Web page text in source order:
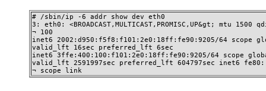
# /sbin/ip -6 addr show dev eth0
3: eth0: <BROADCAST,MULTICAST,PROMISC,UP&gt; mtu
¬ 100
inet6 2002:d950:f5f8:f101:2e0:18ff:fe90:9205/64 scope
valid_lft 16sec preferred_lft 6sec
inet6 3ffe:400:100:f101:2e0:18ff:fe90:9205/64 scope
valid_lft 2591997sec preferred_lft 604797sec inet6
¬ scope link